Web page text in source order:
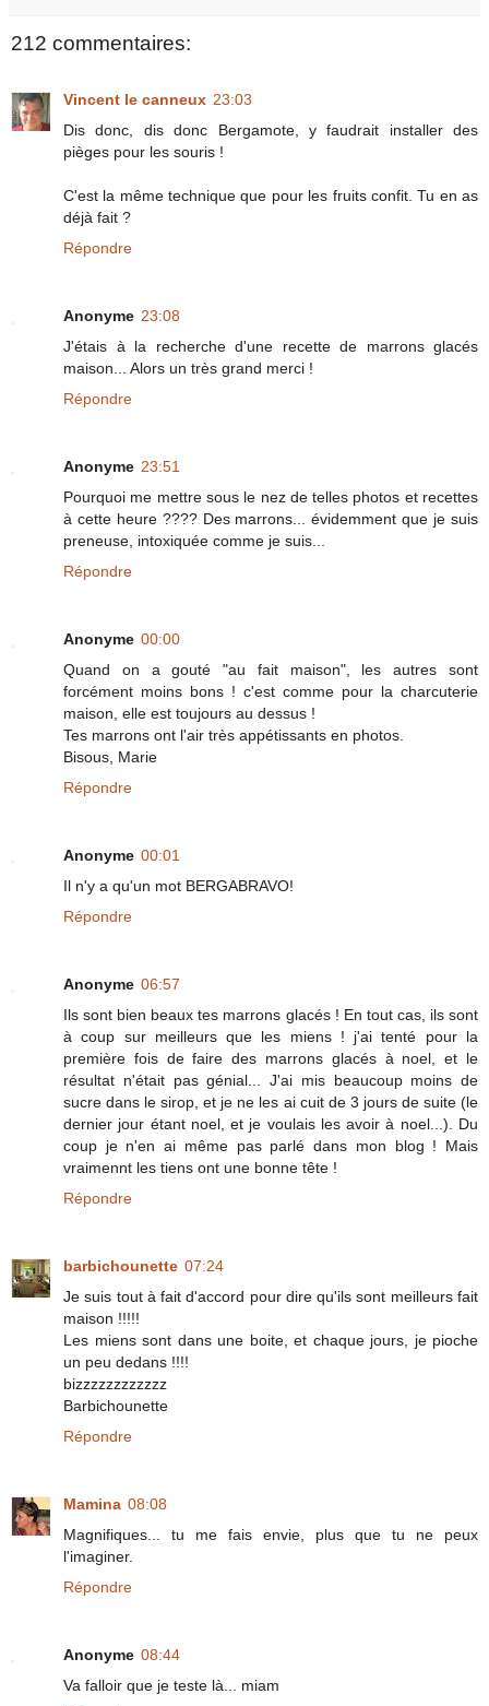
212 commentaires:
Vincent le canneux 23:03
Dis donc, dis donc Bergamote, y faudrait installer des
pièges pour les souris !
C'est la même technique que pour les fruits confit. Tu en as
déjà fait ?
Répondre
Anonyme 23:08
J'étais à la recherche d'une recette de marrons glacés
maison... Alors un très grand merci !
Répondre
Anonyme 23:51
Pourquoi me mettre sous le nez de telles photos et recettes
à cette heure ???? Des marrons... évidemment que je suis
preneuse, intoxiquée comme je suis...
Répondre
Anonyme 00:00
Quand on a gouté "au fait maison", les autres sont
forcément moins bons ! c'est comme pour la charcuterie
maison, elle est toujours au dessus !
Tes marrons ont l'air très appétissants en photos.
Bisous, Marie
Répondre
Anonyme 00:01
Il n'y a qu'un mot BERGABRAVO!
Répondre
Anonyme 06:57
Ils sont bien beaux tes marrons glacés ! En tout cas, ils sont
à coup sur meilleurs que les miens ! j'ai tenté pour la
première fois de faire des marrons glacés à noel, et le
résultat n'était pas génial... J'ai mis beaucoup moins de
sucre dans le sirop, et je ne les ai cuit de 3 jours de suite (le
dernier jour étant noel, et je voulais les avoir à noel...). Du
coup je n'en ai même pas parlé dans mon blog ! Mais
vraimennt les tiens ont une bonne tête !
Répondre
barbichounette 07:24
Je suis tout à fait d'accord pour dire qu'ils sont meilleurs fait
maison !!!!!
Les miens sont dans une boite, et chaque jours, je pioche
un peu dedans !!!!
bizzzzzzzzzzzz
Barbichounette
Répondre
Mamina 08:08
Magnifiques... tu me fais envie, plus que tu ne peux
l'imaginer.
Répondre
Anonyme 08:44
Va falloir que je teste là... miam